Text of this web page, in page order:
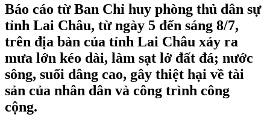
Báo cáo từ Ban Chỉ huy phòng thủ dân sự
tỉnh Lai Châu, từ ngày 5 đến sáng 8/7,
trên địa bàn của tỉnh Lai Châu xảy ra
mưa lớn kéo dài, làm sạt lở đất đá; nước
sông, suối dâng cao, gây thiệt hại về tài
sản của nhân dân và công trình công
cộng.